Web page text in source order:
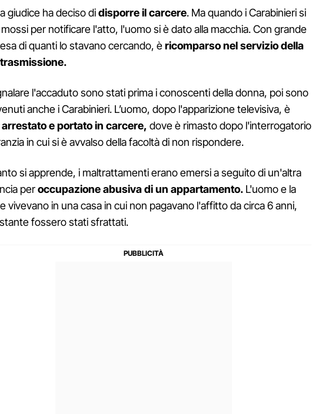
giudice ha deciso didisporre il carcere. Ma quando i Carabinieri si
per notificare l'atto, l'uomo si è dato alla macchia. Con grande
di quanti lo stavano cercando, èricomparso nel servizio della
l'accaduto sono stati prima i conoscenti della donna, poi sono
anche i Carabinieri. L’uomo, dopo l'apparizione televisiva, è
arrestato e portato in carcere, dove è rimasto dopo l'interrogatorio
in cui si è avvalso della facoltà di non rispondere.
si apprende, i maltrattamenti erano emersi a seguito di un'altra
peroccupazione abusiva di un appartamento. L'uomo e la
vivevano in una casa in cui non pagavano l'affitto da circa 6 anni,
fossero stati sfrattati.